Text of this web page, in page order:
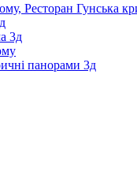
Ресторан Гунська
3д
панорами 3д